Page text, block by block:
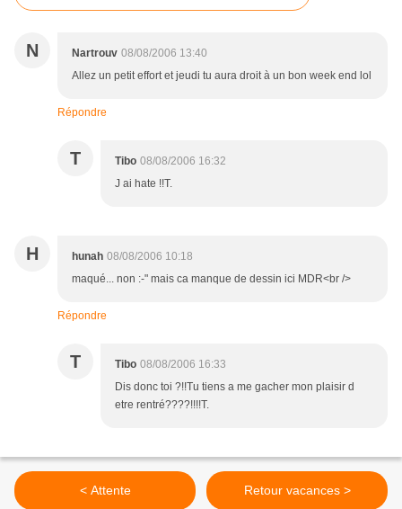
N Nartrouv 08/08/2006 13:40
Allez un petit effort et jeudi tu aura droit à un bon week end lol
Répondre
T Tibo 08/08/2006 16:32
J ai hate !!T.
H hunah 08/08/2006 10:18
maqué... non :-" mais ca manque de dessin ici MDR<br />
Répondre
T Tibo 08/08/2006 16:33
Dis donc toi ?!!Tu tiens a me gacher mon plaisir d
etre rentré????!!!!T.
< Attente Retour vacances >